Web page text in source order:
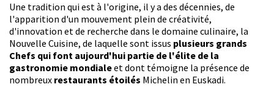
Une tradition qui est à l'origine, il y a des décennies, de
l'apparition d'un mouvement plein de créativité,
d'innovation et de recherche dans le domaine culinaire, la
Nouvelle Cuisine, de laquelle sont issus plusieurs grands
Chefs qui font aujourd'hui partie de l'élite de la
gastronomie mondialeet dont témoigne la présence de
nombreux restaurants étoilés Michelin en Euskadi.